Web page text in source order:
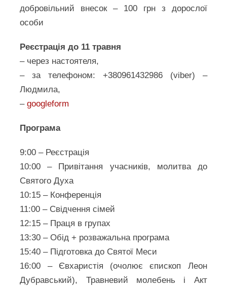
добровільний внесок – 100 грн з дорослої
особи
Реєстрація до 11 травня
– через настоятеля,
– за телефоном: +380961432986 (viber) –
Людмила,
–googleform
Програма
9:00 – Реєстрація
10:00 – Привітання учасників, молитва до
Святого Духа
10:15 – Конференція
11:00 – Свідчення сімей
12:15 – Праця в групах
13:30 – Обід + розважальна програма
15:40 – Підготовка до Святої Меси
16:00 – Євхаристія (очолює єпископ Леон
Дубравський), Травневий молебень і Акт